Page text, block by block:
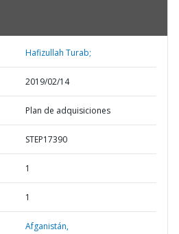
Hafizullah Turab;
2019/02/14
Plan de adquisiciones
STEP17390
1
1
Afganistán,